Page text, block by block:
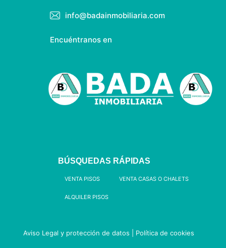
info@badainmobiliaria.com
Encuéntranos en
BÚSQUEDAS RÁPIDAS
VENTA PISOS VENTA CASAS O CHALETS
ALQUILER PISOS
Aviso Legal y protección de datos Política de cookies